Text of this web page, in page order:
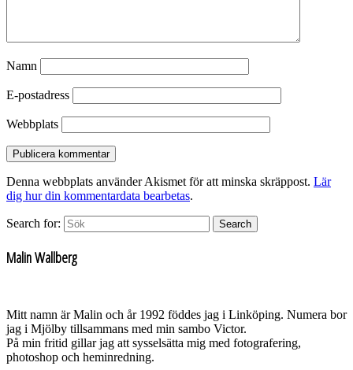
Namn
E-postadress
Webbplats
Denna webbplats använder Akismet för att minska skräppost. Lär
dig hur din kommentardata bearbetas.
Search for: Search
Malin Wallberg
Mitt namn är Malin och år 1992 föddes jag i Linköping. Numera bor
jag i Mjölby tillsammans med min sambo Victor.
På min fritid gillar jag att sysselsätta mig med fotografering,
photoshop och heminredning.